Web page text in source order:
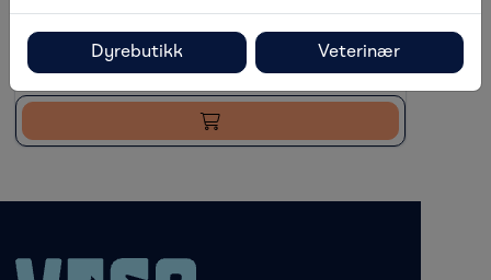
Få på lager
Holdbarhet:31.01.2029
Dyrebutikk Veterinær